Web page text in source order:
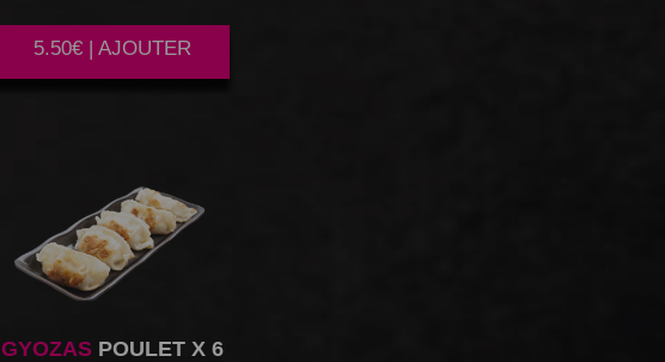
5.50€ | AJOUTER
GYOZASPOULET X 6